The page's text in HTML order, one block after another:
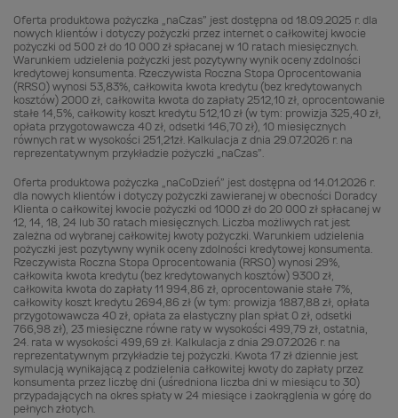
Oferta produktowa pożyczka „naCzas” jest dostępna od 18.09.2025 r. dla
nowych klientów i dotyczy pożyczki przez internet o całkowitej kwocie
pożyczki od 500 zł do 10 000 zł spłacanej w 10 ratach miesięcznych.
Warunkiem udzielenia pożyczki jest pozytywny wynik oceny zdolności
kredytowej konsumenta. Rzeczywista Roczna Stopa Oprocentowania
(RRSO) wynosi 53,83%, całkowita kwota kredytu (bez kredytowanych
kosztów) 2000 zł, całkowita kwota do zapłaty 2512,10 zł, oprocentowanie
stałe 14,5%, całkowity koszt kredytu 512,10 zł (w tym: prowizja 325,40 zł,
opłata przygotowawcza 40 zł, odsetki 146,70 zł), 10 miesięcznych
równych rat w wysokości 251,21zł. Kalkulacja z dnia 29.07.2026 r. na
reprezentatywnym przykładzie pożyczki „naCzas”.
Oferta produktowa pożyczka „naCoDzień” jest dostępna od 14.01.2026 r.
dla nowych klientów i dotyczy pożyczki zawieranej w obecności Doradcy
Klienta o całkowitej kwocie pożyczki od 1000 zł do 20 000 zł spłacanej w
12, 14, 18, 24 lub 30 ratach miesięcznych. Liczba możliwych rat jest
zależna od wybranej całkowitej kwoty pożyczki. Warunkiem udzielenia
pożyczki jest pozytywny wynik oceny zdolności kredytowej konsumenta.
Rzeczywista Roczna Stopa Oprocentowania (RRSO) wynosi 29%,
całkowita kwota kredytu (bez kredytowanych kosztów) 9300 zł,
całkowita kwota do zapłaty 11 994,86 zł, oprocentowanie stałe 7%,
całkowity koszt kredytu 2694,86 zł (w tym: prowizja 1887,88 zł, opłata
przygotowawcza 40 zł, opłata za elastyczny plan spłat 0 zł, odsetki
766,98 zł), 23 miesięczne równe raty w wysokości 499,79 zł, ostatnia,
24. rata w wysokości 499,69 zł. Kalkulacja z dnia 29.07.2026 r. na
reprezentatywnym przykładzie tej pożyczki. Kwota 17 zł dziennie jest
symulacją wynikającą z podzielenia całkowitej kwoty do zapłaty przez
konsumenta przez liczbę dni (uśredniona liczba dni w miesiącu to 30)
przypadających na okres spłaty w 24 miesiące i zaokrąglenia w górę do
pełnych złotych.